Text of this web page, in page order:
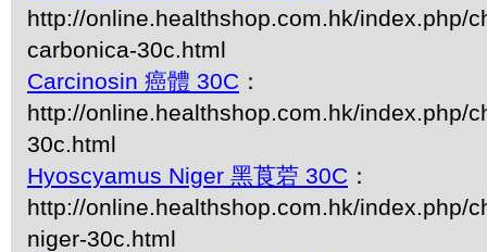
http://online.healthshop.com.hk/index.php/
carbonica-30c.html
Carcinosin 癌體 30C ：
http://online.healthshop.com.hk/index.php/
30c.html
Hyoscyamus Niger 黑莨菪 30C ：
http://online.healthshop.com.hk/index.php/
niger-30c.html